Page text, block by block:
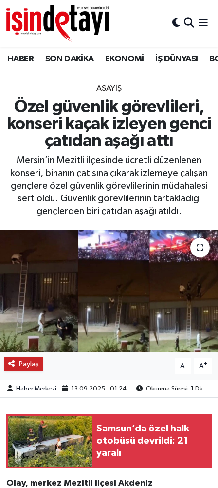
HABER SON DAKİKA EKONOMİ İŞ DÜNYASI
ASAYİŞ
Özel güvenlik görevlileri,
konseri kaçak izleyen genci
çatıdan aşağı attı
Mersin’in Mezitli ilçesinde ücretli düzenlenen
konseri, binanın çatısına çıkarak izlemeye çalışan
gençlere özel güvenlik görevlilerinin müdahalesi
sert oldu. Güvenlik görevlilerinin tartakladığı
gençlerden biri çatıdan aşağı atıldı.
Paylaş A- A+
Haber Merkezi 13.09.2025 - 01:24 Okunma Süresi: 1 Dk
Samsun’da özel halk
otobüsü devrildi: 21
yaralı
Olay, merkez Mezitli ilçesi Akdeniz
DÜNYA
Eğitim
ENERJİ HABERİ
GAYRİMENKUL
HABER
LOJİSTİK
MAGAZİN
SAĞLIK
SON DAKİKA
SPOR
FİNANS
Nöbetçi Eczaneler
Hava Durumu
İstanbul Namaz Vakitleri
Trafik Durumu
Süper Lig Puan Durumu ve Fikstür
Tüm Manşetler
Son Dakika Haberleri
Haber Arşivi